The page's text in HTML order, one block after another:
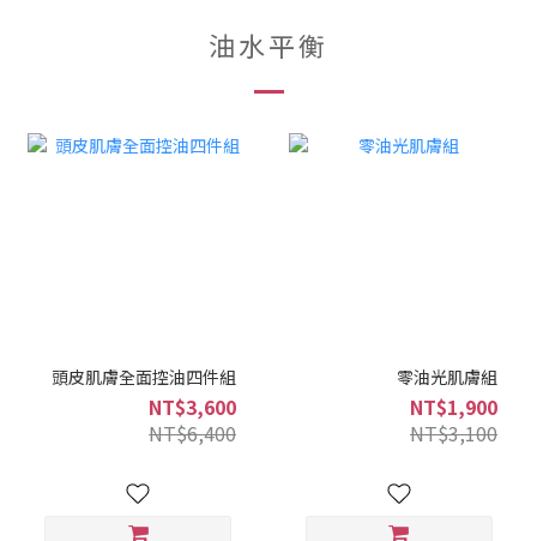
油水平衡
頭皮肌膚全面控油四件組
NT$3,600
NT$6,400
零油光肌膚組
NT$1,900
NT$3,100